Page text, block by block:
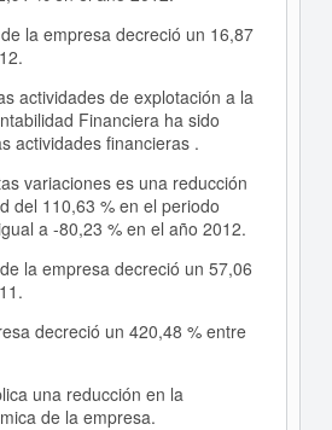
la empresa decreció un 16,87
actividades de explotación a la
Financiera ha sido
actividades financieras .
variaciones es una reducción
del 110,63 % en el periodo
a -80,23 % en el año 2012.
la empresa decreció un 57,06
decreció un 420,48 % entre
una reducción en la
de la empresa.